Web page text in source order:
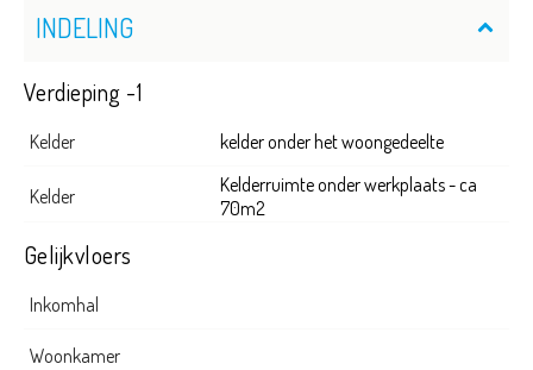
INDELING
Verdieping -1
Kelder kelder onder het woongedeelte
Kelder
Kelderruimte onder werkplaats - ca
70m2
Gelijkvloers
Inkomhal
Woonkamer